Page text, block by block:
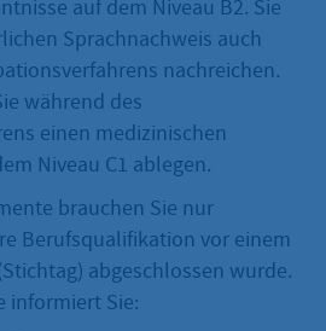
auf dem Niveau B2. Sie
Sprachnachweis auch
nachreichen.
während des
einen medizinischen
Niveau C1 ablegen.
brauchen Sie nur
Berufsqualifikation vor einem
abgeschlossen wurde.
informiert Sie: